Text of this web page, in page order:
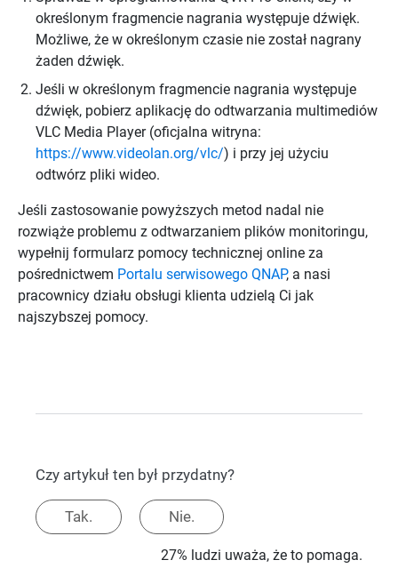
określonym fragmencie nagrania występuje dźwięk.
Możliwe, że w określonym czasie nie został nagrany
żaden dźwięk.
Jeśli w określonym fragmencie nagrania występuje
dźwięk, pobierz aplikację do odtwarzania multimediów
VLC Media Player (oficjalna witryna:
https://www.videolan.org/vlc/) i przy jej użyciu
odtwórz pliki wideo.
Jeśli zastosowanie powyższych metod nadal nie
rozwiąże problemu z odtwarzaniem plików monitoringu,
wypełnij formularz pomocy technicznej online za
pośrednictwem Portalu serwisowego QNAP, a nasi
pracownicy działu obsługi klienta udzielą Ci jak
najszybszej pomocy.
Czy artykuł ten był przydatny?
Tak. Nie.
27% ludzi uważa, że to pomaga.